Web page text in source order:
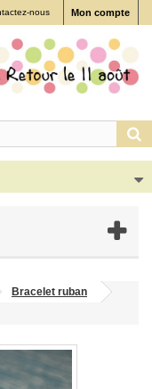
Mon compte
nous
Bracelet ruban